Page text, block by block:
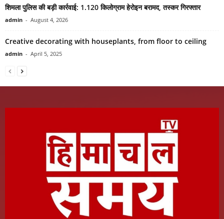
शिमला पुलिस की बड़ी कार्रवाई: 1.120 किलोग्राम हेरोइन बरामद, तस्कर गिरफ्तार
admin - August 4, 2026
Creative decorating with houseplants, from floor to ceiling
admin - April 5, 2025